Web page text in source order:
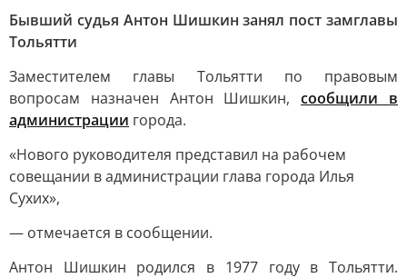
Бывший судья Антон Шишкин занял пост замглавы
Тольятти
Заместителем главы Тольятти по правовым
вопросам назначен Антон Шишкин,сообщили в
администрации города.
«Нового руководителя представил на рабочем
совещании в администрации глава города Илья
Сухих»,
— отмечается в сообщении.
Антон Шишкин родился в 1977 году в Тольятти.